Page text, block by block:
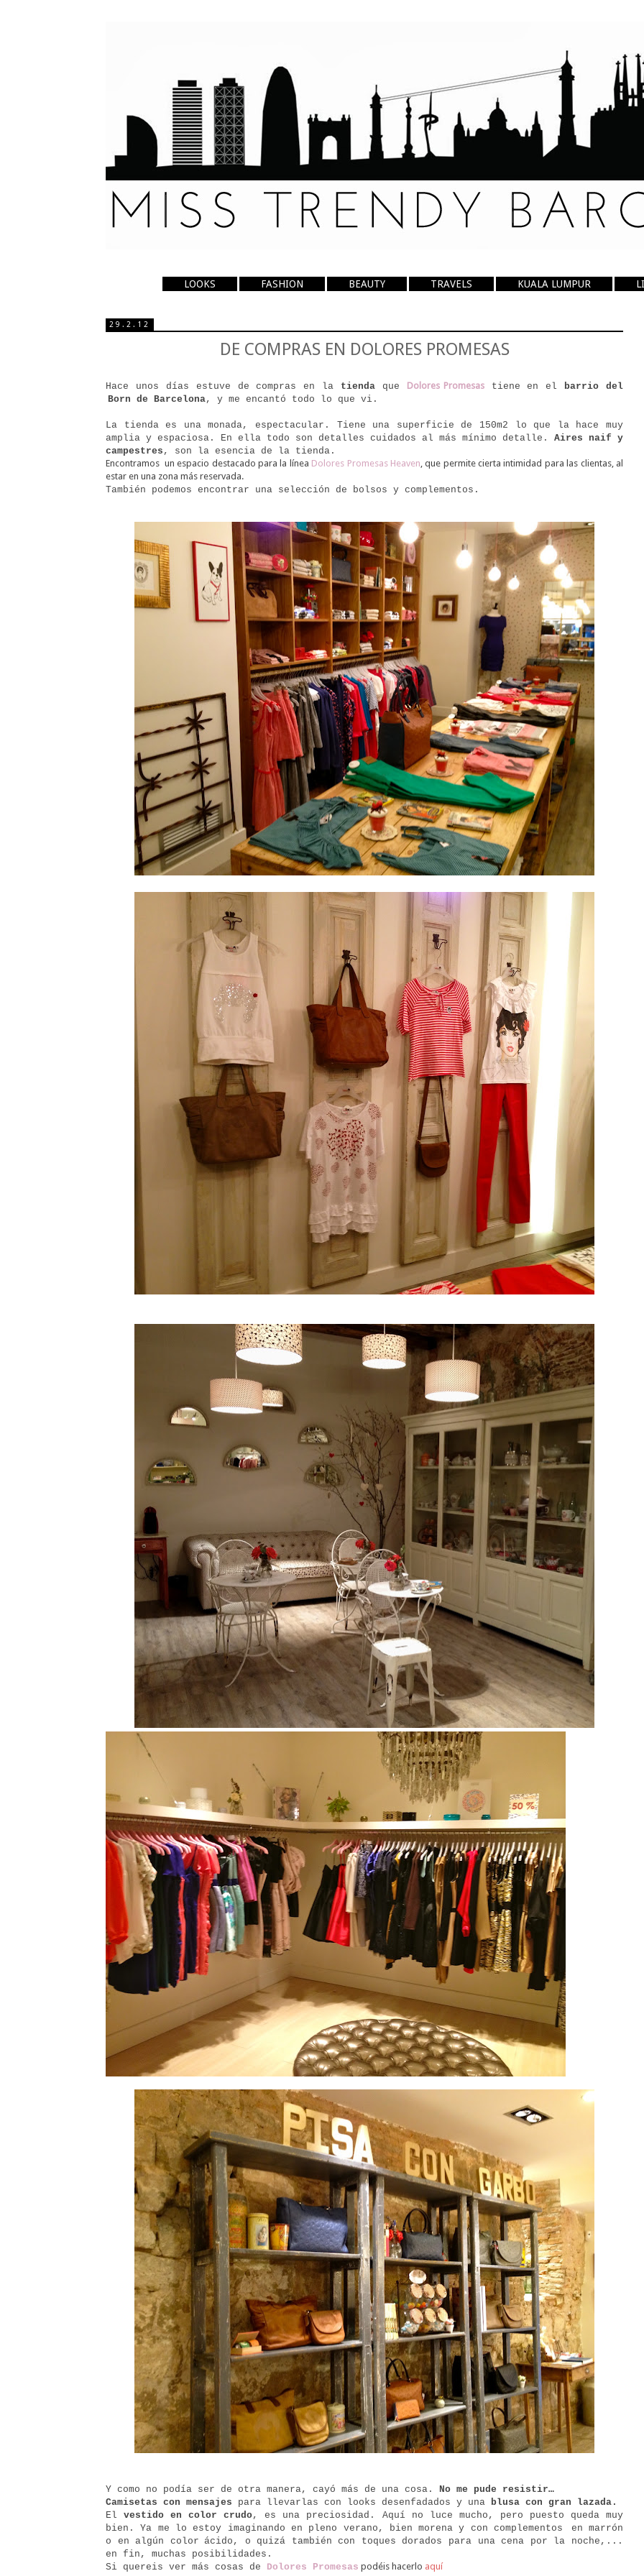
LOOKS FASHION BEAUTY TRAVELS KUALA LUMPUR
29.2.12
DE COMPRAS EN DOLORES PROMESAS
Hace unos días estuve de compras en la tienda que Dolores Promesastiene en el barrio del
Born de Barcelona, y me encantó todo lo que vi.
La tienda es una monada, espectacular. Tiene una superficie de 150m2 lo que la hace muy
amplia y espaciosa. En ella todo son detalles cuidados al más mínimo detalle. Aires naif y
campestres , son la esencia de la tienda.
Encontramos un espacio destacado para la línea Dolores Promesas Heaven, que permite cierta intimidad para las clientas, al
estar en una zona más reservada.
También podemos encontrar una selección de bolsos y complementos.
Y como no podía ser de otra manera, cayó más de una cosa. No me pude resistir…
Camisetas con mensajes para llevarlas con looks desenfadados y una blusa con gran lazada.
Elvestido en color crudo, es una preciosidad. Aquí no luce mucho, pero puesto queda muy
bien. Ya me lo estoy imaginando en pleno verano, bien morena y con complementos
en marrón
o en algún color ácido, o quizá también con toques dorados para una cena por la noche,...
en fin, muchas posibilidades.
Si quereis ver más cosas de Dolores Promesas podéis hacerlo aquí